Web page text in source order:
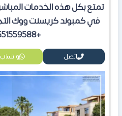
تمتع بكل هذه الخدمات
في كمبوند كريسنت ووك
+201551559588.
اتصل واتساب